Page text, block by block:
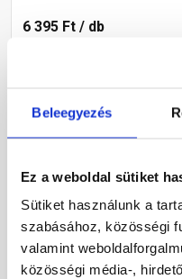
Beleegyezés
Ez a weboldal sütiket
Sütiket használunk a
szabásához, közösségi
valamint
közösségi média-,
6 395 Ft / db